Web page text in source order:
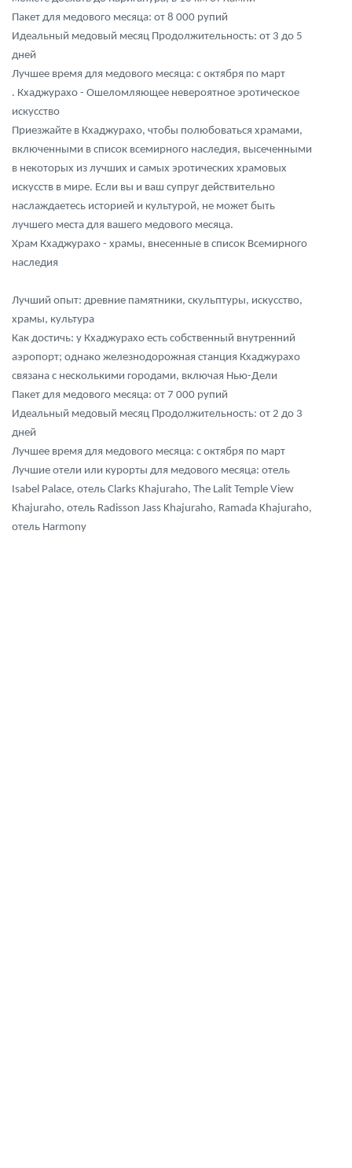
Пакет для медового месяца: от 8 000 рупий
Идеальный медовый месяц Продолжительность: от 3 до 5
дней
Лучшее время для медового месяца: с октября по март
. Кхаджурахо - Ошеломляющее невероятное эротическое
искусство
Приезжайте в Кхаджурахо, чтобы полюбоваться храмами,
включенными в список всемирного наследия, высеченными
в некоторых из лучших и самых эротических храмовых
искусств в мире. Если вы и ваш супруг действительно
наслаждаетесь историей и культурой, не может быть
лучшего места для вашего медового месяца.
Храм Кхаджурахо - храмы, внесенные в список Всемирного
наследия
Лучший опыт: древние памятники, скульптуры, искусство,
храмы, культура
Как достичь: у Кхаджурахо есть собственный внутренний
аэропорт; однако железнодорожная станция Кхаджурахо
связана с несколькими городами, включая Нью-Дели
Пакет для медового месяца: от 7 000 рупий
Идеальный медовый месяц Продолжительность: от 2 до 3
дней
Лучшее время для медового месяца: с октября по март
Лучшие отели или курорты для медового месяца: отель
Isabel Palace, отель Clarks Khajuraho, The Lalit Temple View
Khajuraho, отель Radisson Jass Khajuraho, Ramada Khajuraho,
отель Harmony